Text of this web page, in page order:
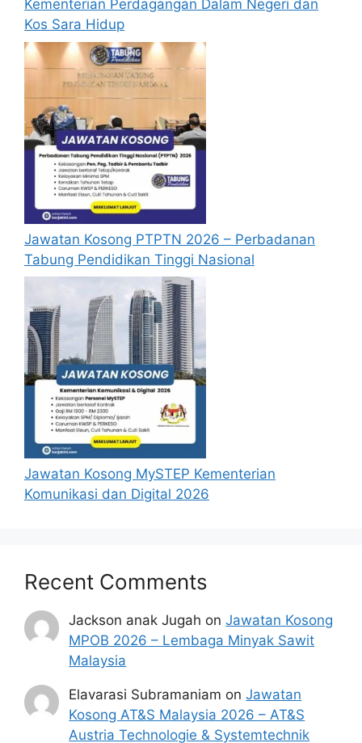
Kementerian Perdagangan Dalam Negeri dan
Kos Sara Hidup
Jawatan Kosong PTPTN 2026 – Perbadanan
Tabung Pendidikan Tinggi Nasional
Jawatan Kosong MySTEP Kementerian
Komunikasi dan Digital 2026
Recent Comments
Jackson anak Jugah onJawatan Kosong
MPOB 2026 – Lembaga Minyak Sawit
Malaysia
Elavarasi Subramaniam onJawatan
Kosong AT&S Malaysia 2026 – AT&S
Austria Technologie & Systemtechnik